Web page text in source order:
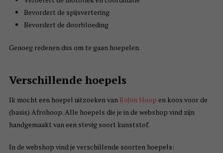
Bevordert de spijsvertering
Bevordert de doorbloeding
Genoeg redenen dus om te gaan hoepelen.
Verschillende hoepels
Ik mocht een hoepel uitzoeken van Robin Hoop en koos voor de
(basis) Afrohoop. Alle hoepels die je in de webshop vind zijn
handgemaakt van een stevig soort kunststof.
In de webshop vind je verschillende soorten hoepels: